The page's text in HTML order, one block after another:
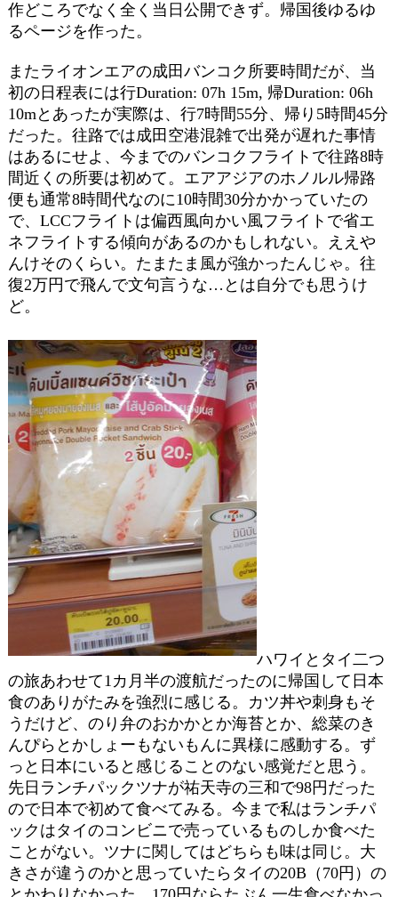
作どころでなく全く当日公開できず。帰国後ゆるゆ
るページを作った。
またライオンエアの成田バンコク所要時間だが、当
初の日程表には行Duration: 07h 15m, 帰Duration: 06h
10mとあったが実際は、行7時間55分、帰り5時間45分
だった。往路では成田空港混雑で出発が遅れた事情
はあるにせよ、今までのバンコクフライトで往路8時
間近くの所要は初めて。エアアジアのホノルル帰路
便も通常8時間代なのに10時間30分かかっていたの
で、LCCフライトは偏西風向かい風フライトで省エ
ネフライトする傾向があるのかもしれない。ええや
んけそのくらい。たまたま風が強かったんじゃ。往
復2万円で飛んで文句言うな…とは自分でも思うけ
ど。
ハワイとタイ二つ
の旅あわせて1カ月半の渡航だったのに帰国して日本
食のありがたみを強烈に感じる。カツ丼や刺身もそ
うだけど、のり弁のおかかとか海苔とか、総菜のき
んぴらとかしょーもないもんに異様に感動する。ず
っと日本にいると感じることのない感覚だと思う。
先日ランチパックツナが祐天寺の三和で98円だった
ので日本で初めて食べてみる。今まで私はランチパ
ックはタイのコンビニで売っているものしか食べた
ことがない。ツナに関してはどちらも味は同じ。大
きさが違うのかと思っていたらタイの20B（70円）の